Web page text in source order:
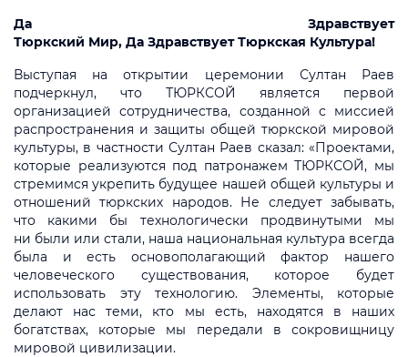
Да Здравствует
Тюркский Мир, Да Здравствует Тюркская Культура!
Выступая на открытии церемонии Султан Раев
подчеркнул, что ТЮРКСОЙ является первой
организацией сотрудничества, созданной с миссией
распространения и защиты общей тюркской мировой
культуры, в частности Султан Раев сказал: «Проектами,
которые реализуются под патронажем ТЮРКСОЙ, мы
стремимся укрепить будущее нашей общей культуры и
отношений тюркских народов. Не следует забывать,
что какими бы технологически продвинутыми мы
ни были или стали, наша национальная культура всегда
была и есть основополагающий фактор нашего
человеческого существования, которое будет
использовать эту технологию. Элементы, которые
делают нас теми, кто мы есть, находятся в наших
богатствах, которые мы передали в сокровищницу
мировой цивилизации.